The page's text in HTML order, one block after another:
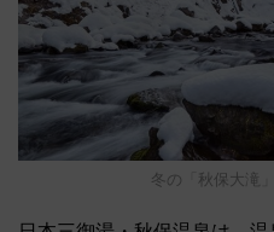
冬の「秋保⼤滝